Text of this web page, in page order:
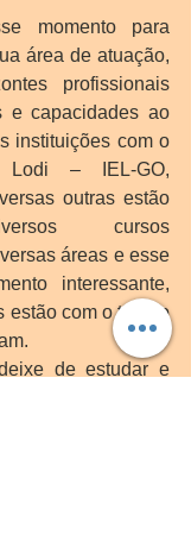
momento para
área de atuação,
profissionais
e capacidades ao
instituições com o
Lodi – IEL-GO,
outras estão
cursos
áreas e esse
interessante,
estão com o tempo
de estudar e